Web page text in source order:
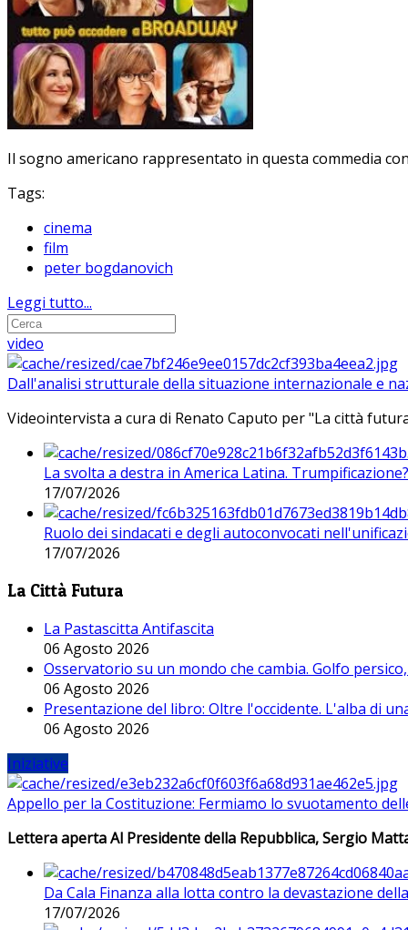
Il sogno americano rappresentato in questa commedia
Tags:
cinema
film
peter bogdanovich
Leggi tutto...
video
Dall'analisi strutturale della situazione internazionale e
Videointervista a cura di Renato Caputo per "La città
La svolta a destra in America Latina. Trumpificazione?
17/07/2026
Ruolo dei sindacati e degli autoconvocati
17/07/2026
La Città Futura
La Pastascitta Antifascita
06 Agosto 2026
Osservatorio su un mondo che cambia. Golfo
06 Agosto 2026
Presentazione del libro: Oltre l'occidente. L'alba di
06 Agosto 2026
Iniziative
Appello per la Costituzione: Fermiamo lo svuotamento
Lettera aperta Al Presidente della Repubblica, Sergio
Da Cala Finanza alla lotta contro la devastazione
17/07/2026